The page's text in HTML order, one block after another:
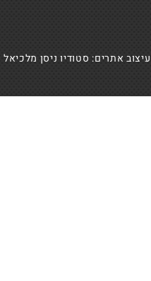
אתרים: סטודיו ניסן מלכיאל